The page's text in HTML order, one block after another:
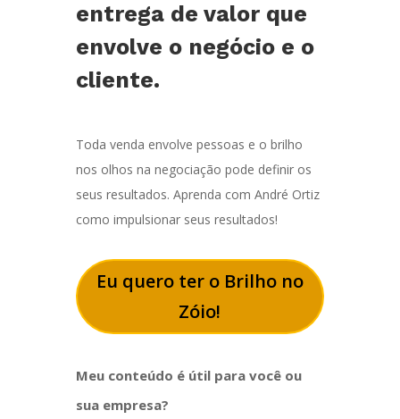
entrega de valor que
envolve o negócio e o
cliente.
Toda venda envolve pessoas e o brilho
nos olhos na negociação pode definir os
seus resultados. Aprenda com André Ortiz
como impulsionar seus resultados!
Eu quero ter o Brilho no
Zóio!
Meu conteúdo é útil para você ou
sua empresa?